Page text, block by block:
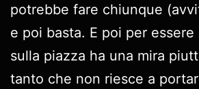
potrebbe fare chiunque
e poi basta. E poi per
sulla piazza ha una mira
tanto che non riesce a